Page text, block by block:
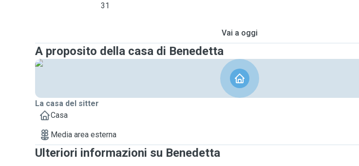
31
Vai a oggi
A proposito della casa di Benedetta
La casa del sitter
Casa
Media area esterna
Ulteriori informazioni su Benedetta